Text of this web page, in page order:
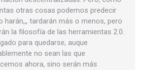
otras cosas podemos predecir
harán,,, tardarán más o menos, pero
la filosofía de las herramientas 2.0.
para quedarse, auque
no sean las que
ahora, sino serán más